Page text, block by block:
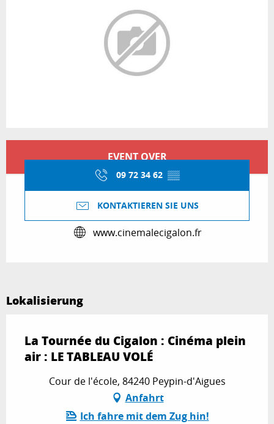
EVENT OVER
09 72 34 62 ▒▒
KONTAKTIEREN SIE UNS
www.cinemalecigalon.fr
Lokalisierung
La Tournée du Cigalon : Cinéma plein
air : LE TABLEAU VOLÉ
Cour de l'école, 84240 Peypin-d'Aigues
Anfahrt
Ich fahre mit dem Zug hin!